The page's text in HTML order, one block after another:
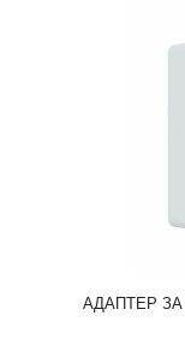
АДАПТЕР ЗА